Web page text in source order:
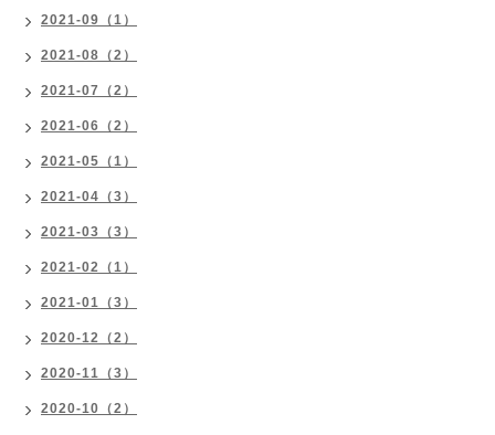
2021-09（1）
2021-08（2）
2021-07（2）
2021-06（2）
2021-05（1）
2021-04（3）
2021-03（3）
2021-02（1）
2021-01（3）
2020-12（2）
2020-11（3）
2020-10（2）